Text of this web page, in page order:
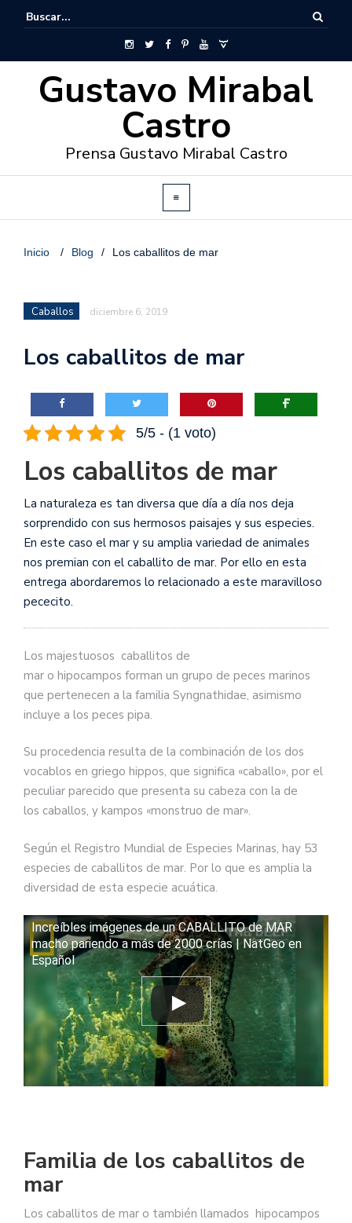
Gustavo Mirabal
Castro
Prensa Gustavo Mirabal Castro
Inicio / Blog / Los caballitos de mar
Caballos diciembre 6, 2019
Los caballitos de mar
5/5 - (1 voto)
Los caballitos de mar
La naturaleza es tan diversa que día a día nos deja
sorprendido con sus hermosos paisajes y sus especies.
En este caso el mar y su amplia variedad de animales
nos premian con el caballito de mar. Por ello en esta
entrega abordaremos lo relacionado a este maravilloso
pececito.
Los majestuosos caballitos de
mar o hipocampos forman un grupo de peces marinos
que pertenecen a la familia Syngnathidae, asimismo
incluye a los peces pipa.
Su procedencia resulta de la combinación de los dos
vocablos en griego hippos, que significa «caballo», por el
peculiar parecido que presenta su cabeza con la de
los caballos, y kampos «monstruo de mar».
Según el Registro Mundial de Especies Marinas, hay 53
especies de caballitos de mar. Por lo que es amplia la
diversidad de esta especie acuática.
Increíbles imágenes de un CABALLITO de MAR
macho pariendo a más de 2000 crías | NatGeo en
Español
Familia de los caballitos de
mar
Los caballitos de mar o también llamados hipocampos